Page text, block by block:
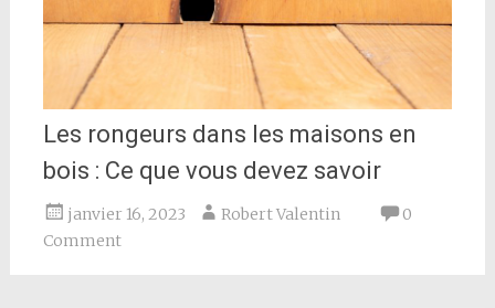
Les rongeurs dans les maisons en
bois : Ce que vous devez savoir
janvier 16, 2023 Robert Valentin
0
Comment